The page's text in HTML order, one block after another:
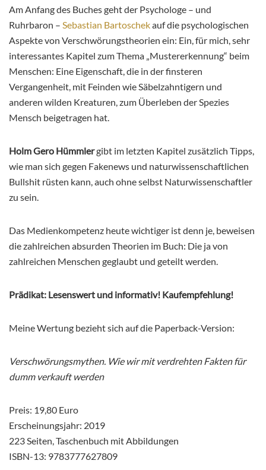
Am Anfang des Buches geht der Psychologe – und
Ruhrbaron – Sebastian Bartoschekauf die psychologischen
Aspekte von Verschwörungstheorien ein: Ein, für mich, sehr
interessantes Kapitel zum Thema „Mustererkennung“ beim
Menschen: Eine Eigenschaft, die in der finsteren
Vergangenheit, mit Feinden wie Säbelzahntigern und
anderen wilden Kreaturen, zum Überleben der Spezies
Mensch beigetragen hat.
Holm Gero Hümmlergibt im letzten Kapitel zusätzlich Tipps,
wie man sich gegen Fakenews und naturwissenschaftlichen
Bullshit rüsten kann, auch ohne selbst Naturwissenschaftler
zu sein.
Das Medienkompetenz heute wichtiger ist denn je, beweisen
die zahlreichen absurden Theorien im Buch: Die ja von
zahlreichen Menschen geglaubt und geteilt werden.
Prädikat: Lesenswert und informativ! Kaufempfehlung!
Meine Wertung bezieht sich auf die Paperback-Version:
Verschwörungsmythen. Wie wir mit verdrehten Fakten für
dumm verkauft werden
Preis: 19,80 Euro
Erscheinungsjahr: 2019
223 Seiten, Taschenbuch mit Abbildungen
ISBN-13: 9783777627809